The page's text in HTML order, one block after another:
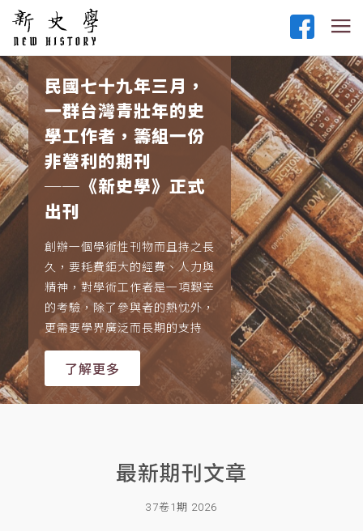
民國七十九年三月，
一群台灣青壯年的史
學工作者，籌組一份
非營利的期刊
──《新史學》正式
出刊
創辦一個學術性刊物而且持之長
久，要耗費鉅大的經費、人力與
精神，對學術工作者是一項艱辛
的考驗，除了參與者的熱忱外，
更需要學界廣泛而長期的支持
了解更多
最新期刊文章
37卷1期 2026